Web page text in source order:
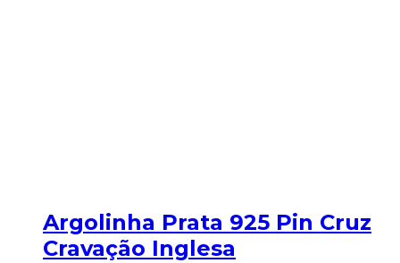
Argolinha Prata 925 Pin Cruz
Cravação Inglesa